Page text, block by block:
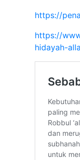
https://
https://
hidayah-